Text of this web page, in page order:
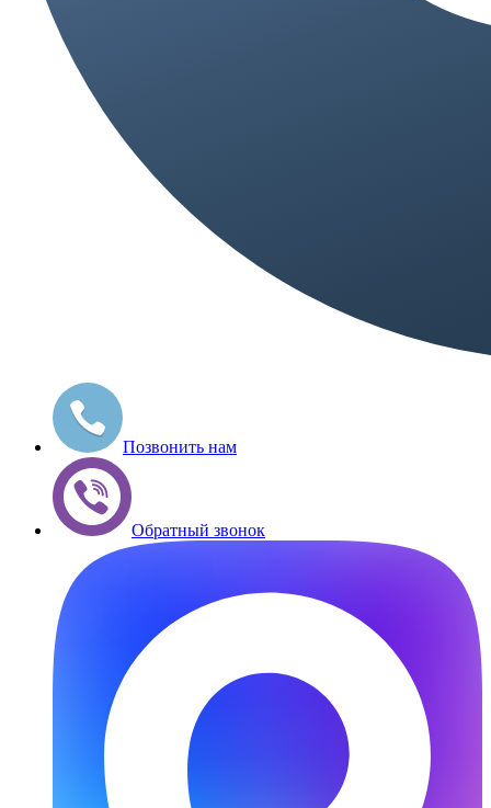
Позвонить нам
Обратный звонок